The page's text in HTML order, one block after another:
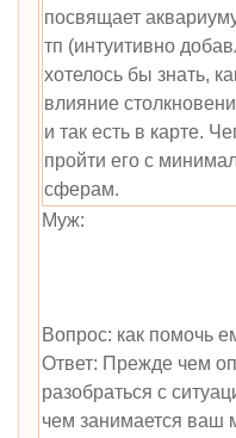
посвящает
тп (интуитивно
хотелось бы знать,
влияние
и так есть в карте.
пройти его с
сферам.
Муж:
Вопрос: как помочь
Ответ: Прежде чем
разобраться с
чем занимается ваш